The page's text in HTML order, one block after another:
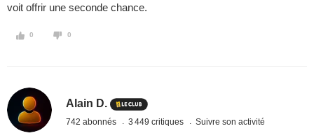
voit offrir une seconde chance.
0 0
Alain D.
742 abonnés 3 449 critiques Suivre son activité